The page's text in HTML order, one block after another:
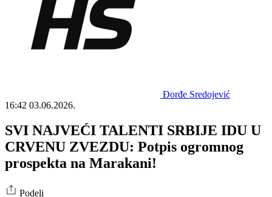
Đorđe Sredojević
16:42 03.06.2026.
SVI NAJVEĆI TALENTI SRBIJE IDU U
CRVENU ZVEZDU: Potpis ogromnog
prospekta na Marakani!
Podeli